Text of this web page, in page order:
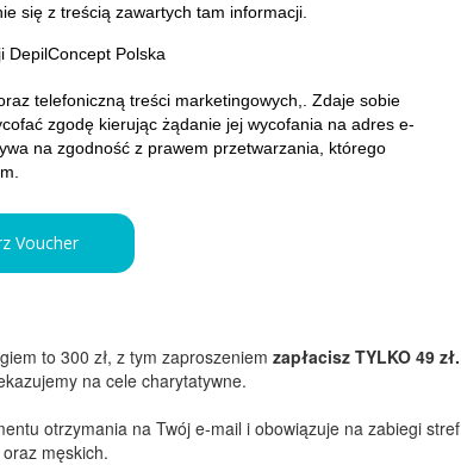
się z treścią zawartych tam informacji.
DepilConcept Polska
telefoniczną treści marketingowych,. Zdaje sobie
zgodę kierując żądanie jej wycofania na adres e-
na zgodność z prawem przetwarzania, którego
Voucher
to 300 zł, z tym zaproszeniem zapłacisz TYLKO 49 zł.
na cele charytatywne.
otrzymania na Twój e-mail i obowiązuje na zabiegi stref
męskich.